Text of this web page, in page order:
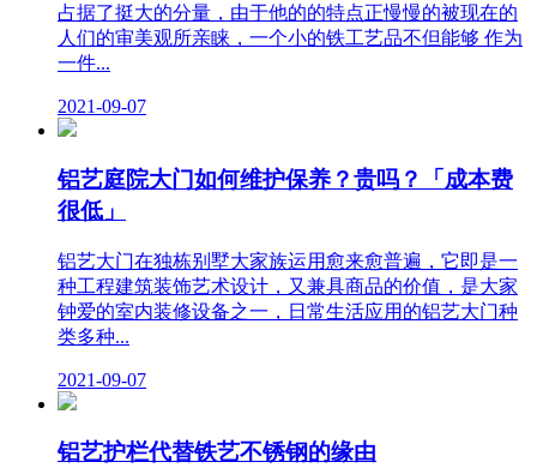
占据了挺大的分量，由于他的的特点正慢慢的被现在的
人们的审美观所亲睐，一个小的铁工艺品不但能够 作为
一件...
2021-09-07
铝艺庭院大门如何维护保养？贵吗？「成本费
很低」
铝艺大门在独栋别墅大家族运用愈来愈普遍，它即是一
种工程建筑装饰艺术设计，又兼具商品的价值，是大家
钟爱的室内装修设备之一，日常生活应用的铝艺大门种
类多种...
2021-09-07
铝艺护栏代替铁艺不锈钢的缘由